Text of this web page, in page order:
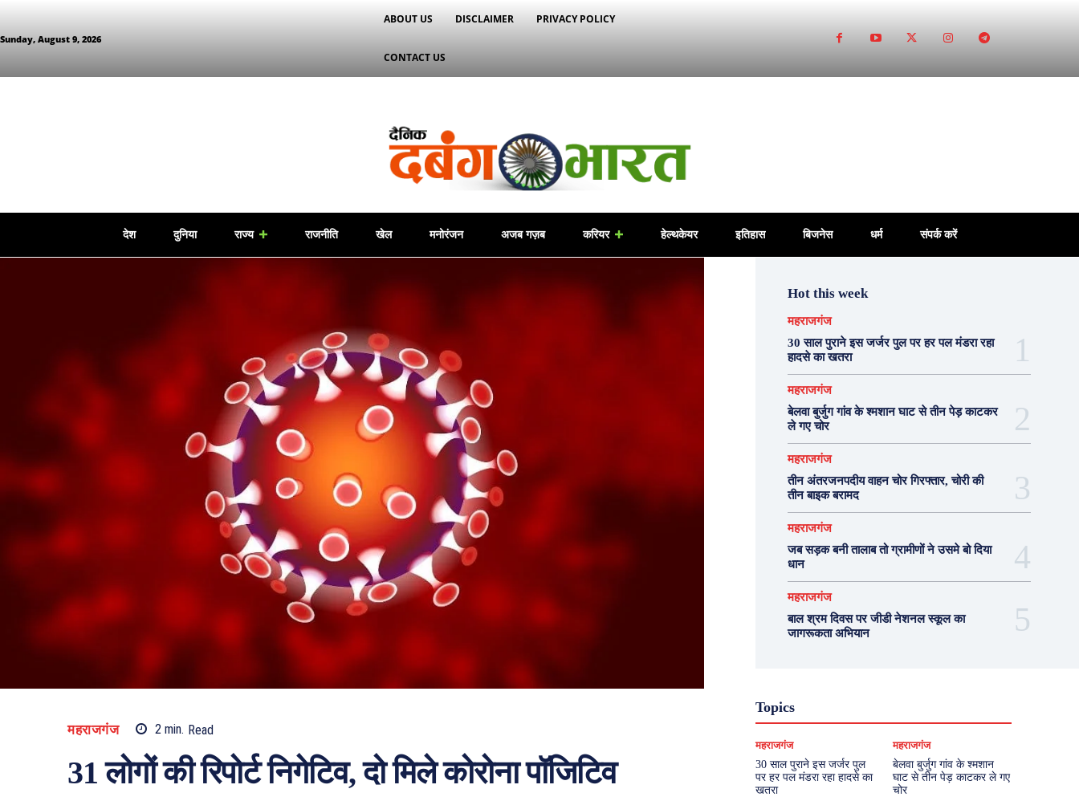
Sunday, August 9, 2026
ABOUT US DISCLAIMER PRIVACY POLICY
CONTACT US
देश दुनिया राज्य राजनीति खेल मनोरंजन अजब गज़ब करियर हेल्थकेयर इतिहास बिजनेस धर्म संपर्क करें
महराजगंज 2 min. Read
31 लोगों की रिपोर्ट निगेटिव, दो मिले कोरोना पॉजिटिव
Hot this week
महराजगंज
30 साल पुराने इस जर्जर पुल पर हर पल मंडरा रहा
हादसे का खतरा
महराजगंज
बेलवा बुर्जुग गांव के श्मशान घाट से तीन पेड़ काटकर
ले गए चोर
महराजगंज
तीन अंतरजनपदीय वाहन चोर गिरफ्तार, चोरी की
तीन बाइक बरामद
महराजगंज
जब सड़क बनी तालाब तो ग्रामीणों ने उसमे बो दिया
धान
महराजगंज
बाल श्रम दिवस पर जीडी नेशनल स्कूल का
जागरूकता अभियान
Topics
महराजगंज
30 साल पुराने इस जर्जर पुल
पर हर पल मंडरा रहा हादसे का
खतरा
महराजगंज
बेलवा बुर्जुग गांव के श्मशान
घाट से तीन पेड़ काटकर ले गए
चोर